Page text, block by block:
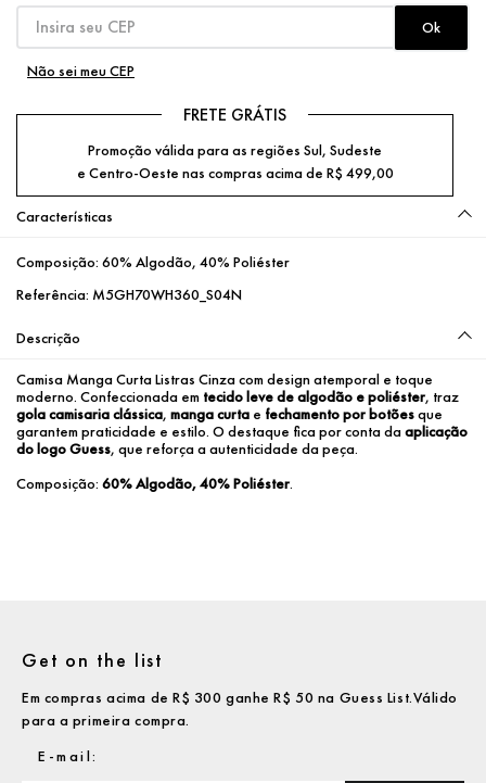
Não sei meu CEP
FRETE GRÁTIS
Promoção válida para as regiões Sul, Sudeste
e Centro-Oeste nas compras acima de R$ 499,00
Características
Composição: 60% Algodão, 40% Poliéster
Referência: M5GH70WH360_S04N
Descrição
Camisa Manga Curta Listras Cinza com design atemporal e toque
moderno. Confeccionada em tecido leve de algodão e poliéster
gola camisaria clássica, manga curta e fechamento por botões que
garantem praticidade e estilo. O destaque fica por conta da aplicação
do logo Guess, que reforça a autenticidade da peça.
Composição: 60% Algodão, 40% Poliéster.
Get on the list
Em compras acima de R$ 300 ganhe R$ 50 na Guess List.Válido
para a primeira compra.